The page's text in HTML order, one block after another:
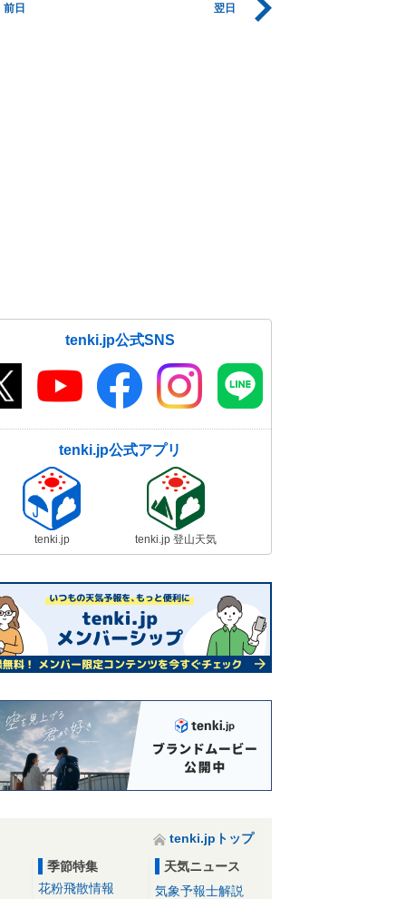
前日 翌日
tenki.jp公式SNS
tenki.jp公式アプリ
tenki.jp tenki.jp 登山天気
tenki.jpトップ
季節特集
花粉飛散情報
天気ニュース
気象予報士解説